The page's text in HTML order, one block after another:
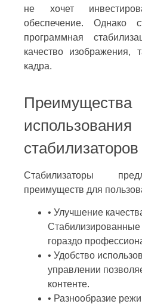
не хочет
обеспечение. Однако
программная
качество изображения,
кадра.
Преимущества
использования
Стабилизаторы
преимуществ для
• Улучшение
гораздо
• Удобство
управлении
контенте.
• Разнообразие